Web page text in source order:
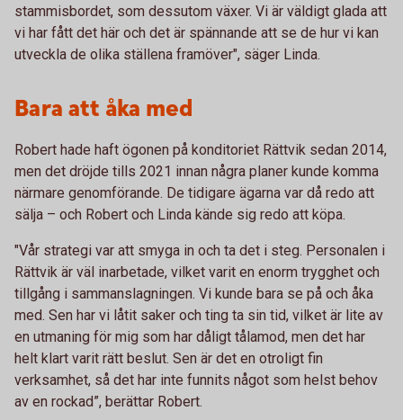
stammisbordet, som dessutom växer. Vi är väldigt glada att
vi har fått det här och det är spännande att se de hur vi kan
utveckla de olika ställena framöver", säger Linda.
Bara att åka med
Robert hade haft ögonen på konditoriet Rättvik sedan 2014,
men det dröjde tills 2021 innan några planer kunde komma
närmare genomförande. De tidigare ägarna var då redo att
sälja – och Robert och Linda kände sig redo att köpa.
"Vår strategi var att smyga in och ta det i steg. Personalen i
Rättvik är väl inarbetade, vilket varit en enorm trygghet och
tillgång i sammanslagningen. Vi kunde bara se på och åka
med. Sen har vi låtit saker och ting ta sin tid, vilket är lite av
en utmaning för mig som har dåligt tålamod, men det har
helt klart varit rätt beslut. Sen är det en otroligt fin
verksamhet, så det har inte funnits något som helst behov
av en rockad”, berättar Robert.